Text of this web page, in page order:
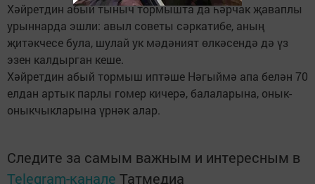
Хәйретдин абый тыныч тормышта да һәрчак җаваплы
урыннарда эшли: авыл советы сәркатибе, аның
җитәкчесе була, шулай ук мәдәният өлкәсендә дә үз
эзен калдырган кеше.
Хәйретдин абый тормыш иптәше Нәгыймә апа белән 70
елдан артык парлы гомер кичерә, балаларына, онык-
оныкчыкларына үрнәк алар.
Следите за самым важным и интересным в
Telegram-канале Татмедиа